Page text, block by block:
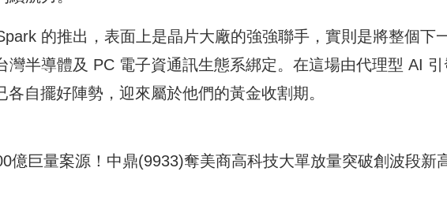
的推出，表面上是晶片大廠的強強聯手，實則是將整個下
灣半導體及 PC 電子資通訊生態系綁定。在這場由代理型 AI 引
自擺好陣勢，迎來屬於他們的黃金收割期。
億巨量案源！中鼎(9933)奪美商高科技大單放量突破創波段新